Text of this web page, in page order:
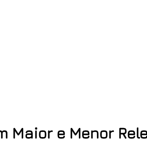
Maior e Menor